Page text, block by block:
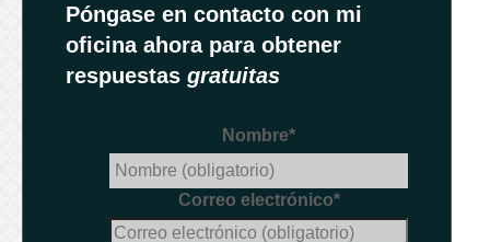
Póngase en contacto con mi
oficina ahora para obtener
respuestasgratuitas
Nombre*
Correo electrónico*